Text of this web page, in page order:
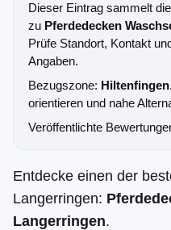
Dieser Eintrag sammelt
zu Pferdedecken
Prüfe Standort, Kontakt
Angaben.
Bezugszone: Hiltenfingen
orientieren und nahe
Veröffentlichte
Entdecke einen der
Langerringen:
Langerringen.